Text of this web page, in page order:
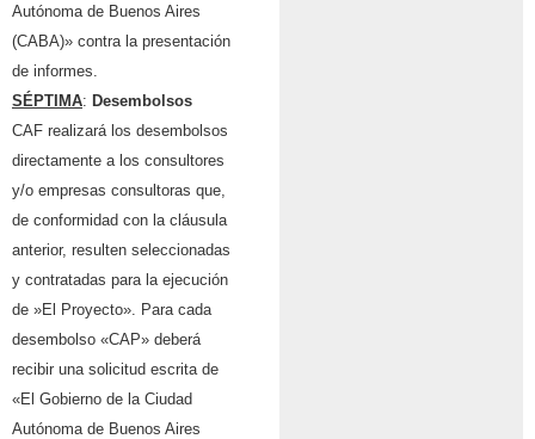
Autónoma de Buenos Aires
(CABA)» contra la presentación
de informes.
S É PTIMA: Desembolsos
CAF realizará los desembolsos
directamente a los consultores
y/o empresas consultoras que,
de conformidad con la cláusula
anterior, resulten seleccionadas
y contratadas para la ejecución
de »El Proyecto». Para cada
desembolso «CAP» deberá
recibir una solicitud escrita de
«El Gobierno de la Ciudad
Autónoma de Buenos Aires